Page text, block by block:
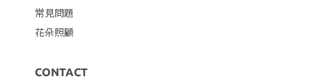
常見問題
花朵照顧
CONTACT